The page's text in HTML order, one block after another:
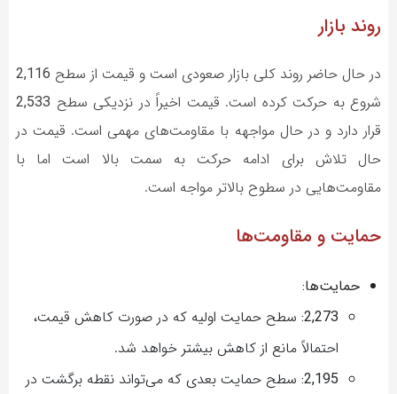
روند بازار
در حال حاضر روند کلی بازار صعودی است و قیمت از سطح 2,116
شروع به حرکت کرده است. قیمت اخیراً در نزدیکی سطح 2,533
قرار دارد و در حال مواجهه با مقاومت‌های مهمی است. قیمت در
حال تلاش برای ادامه حرکت به سمت بالا است اما با
مقاومت‌هایی در سطوح بالاتر مواجه است.
حمایت و مقاومت‌ها
حمایت‌ها:
2,273: سطح حمایت اولیه که در صورت کاهش قیمت،
احتمالاً مانع از کاهش بیشتر خواهد شد.
2,195: سطح حمایت بعدی که می‌تواند نقطه برگشت در